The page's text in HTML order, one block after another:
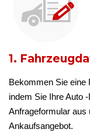
1.
Bekommen Sie eine
indem Sie Ihre Auto
Anfrageformular aus
Ankaufsangebot.